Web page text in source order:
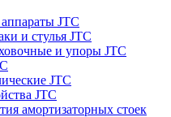
JTC
и стулья JTC
и упоры JTC
JTC
JTC
амортизаторных стоек